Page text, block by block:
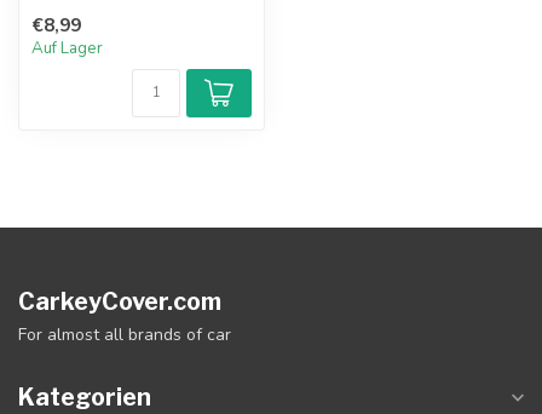
€8,99
Auf Lager
CarkeyCover.com
For almost all brands of car
Kategorien